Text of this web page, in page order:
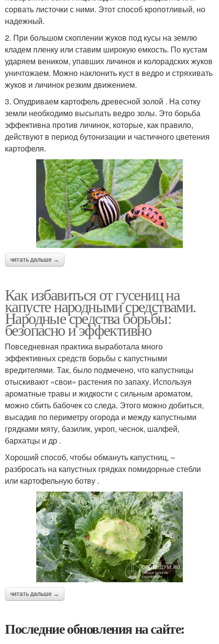
сорвать листочки с ними. Этот способ кропотливый, но
надежный.
2. При большом скоплении жуков под кусы на землю
кладем пленку или ставим широкую емкость. По кустам
ударяем веником, упавших личинок и колорадских жуков
уничтожаем. Можно наклонить куст в ведро и стряхивать
жуков и личинок резким движением.
3. Опудриваем картофель древесной золой . На сотку
земли необходимо высыпать ведро золы. Это борьба
эффективна против личинок, которые, как правило,
действуют в период бутонизации и частичного цветения
картофеля.
читать дальше →
Как избавиться от гусениц на
капусте народными средствами.
Народные средства борьбы:
безопасно и эффективно
Повседневная практика выработала много
эффективных средств борьбы с капустными
вредителями. Так, было подмечено, что капустницы
отыскивают «свои» растения по запаху. Используя
ароматные травы и жидкости с сильным ароматом,
можно сбить бабочек со следа. Этого можно добиться,
высадив по периметру огорода и между капустными
грядками мяту, базилик, укроп, чеснок, шалфей,
бархатцы и др .
Хороший способ, чтобы обмануть капустниц, –
разбросать на капустных грядках помидорные стебли
или картофельную ботву .
читать дальше →
Последние обновления на сайте: